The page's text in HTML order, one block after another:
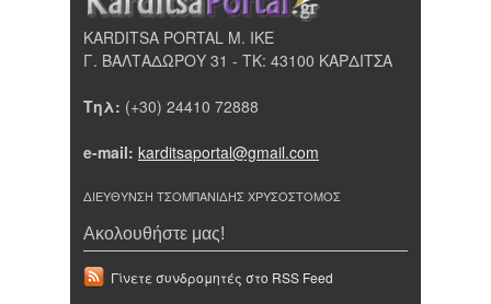
KARDITSA PORTAL Μ. ΙΚΕ
Γ. ΒΑΛΤΑΔΩΡΟΥ 31 - ΤΚ: 43100 ΚΑΡΔΙΤΣΑ
Τηλ: (+30) 24410 72888
e-mail: karditsaportal@gmail.com
ΔΙΕΥΘΥΝΣΗ ΤΣΟΜΠΑΝΙΔΗΣ ΧΡΥΣΟΣΤΟΜΟΣ
Ακολουθήστε μας!
Γίνετε συνδρομητές στο RSS Feed